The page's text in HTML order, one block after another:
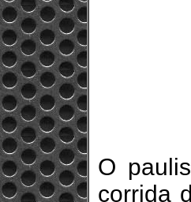
O
corrida